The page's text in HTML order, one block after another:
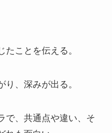
ことを伝える。
、深みが出る。
で、共通点や違い、そ